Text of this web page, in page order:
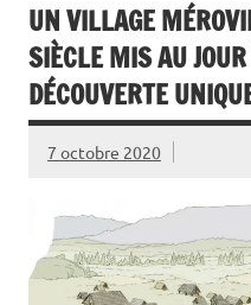
UN VILLAGE
SIÈCLE MIS AU
DÉCOUVERTE
7 octobre 2020